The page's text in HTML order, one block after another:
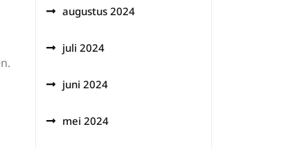
augustus 2024
juli 2024
juni 2024
mei 2024